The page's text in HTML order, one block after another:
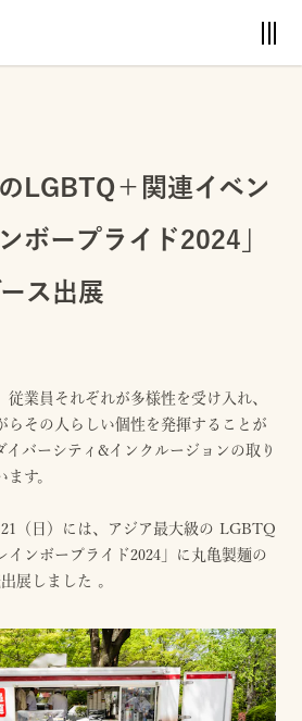
LGBTQ＋関連イベン
ボープライド2024」
ス出展
業員それぞれが多様性を受け入れ、
らその人らしい個性を発揮することが
イバーシティ&インクルージョンの取り
す。
（日）には、アジア最大級の LGBTQ
インボープライド2024」に丸亀製麺の
展しました 。